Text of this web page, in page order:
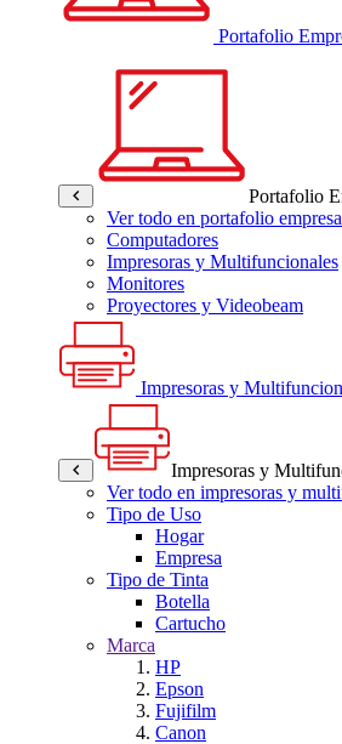
Portafolio
Portafolio
Ver todo en portafolio
Computadores
Impresoras y Multifuncionales
Monitores
Proyectores y Videobeam
Impresoras y
Impresoras y
Ver todo en impresoras y
Tipo de Uso
Hogar
Empresa
Tipo de Tinta
Botella
Cartucho
Marca
HP
Epson
Fujifilm
Canon